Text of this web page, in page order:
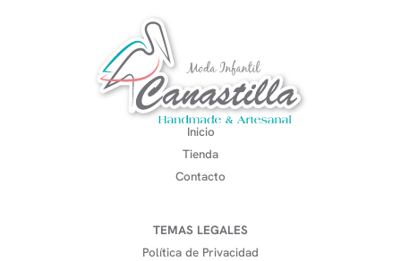
Inicio
Tienda
Contacto
TEMAS LEGALES
Política de Privacidad